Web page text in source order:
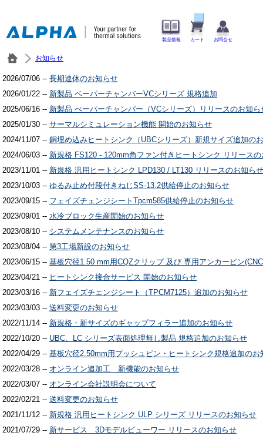
製品情報 カート お問合せ
お知らせ
2026/07/06 -- 長期連休のお知らせ
2026/01/22 -- 新製品 ベーパーチャンバーVCシリーズ 規格追加
2025/06/16 -- 新製品 べーパーチャンバー（VCシリーズ）リリースのお知ら
2025/01/30 -- サーマルシミュレーション機能 開始のお知らせ
2024/11/07 -- 銅埋め込みヒートシンク（UBCシリーズ）新規サイズ追加の
2024/06/03 -- 新規格 FS120 - 120mm角ファン付きヒートシンク リリース
2023/11/01 -- 新規格 汎用ヒートシンク LPD130 / LT130 リリースのお知らせ
2023/10/03 -- ゆるみ止め付段付きねじSS-13.2供給停止のお知らせ
2023/09/15 -- フェイズチェンジシートTpcm585供給停止のお知らせ
2023/09/01 -- 水冷ブロック生産開始のお知らせ
2023/08/10 -- システムメンテナンスのお知らせ
2023/08/04 -- 第3工場新設のお知らせ
2023/06/15 -- 基板穴径1.50 mm用CQZクリップ 及び 専用アンカーピン
2023/04/21 -- ヒートシンク接合サービス 開始のお知らせ
2023/03/16 -- 新フェイズチェンジシート（TPCM7125）追加のお知らせ
2023/03/03 -- 送料変更のお知らせ
2022/11/14 -- 新規格・新サイズのギャップフィラー追加のお知らせ
2022/10/20 -- UBC、LC シリーズ表面処理無し製品 規格追加のお知らせ
2022/04/29 -- 基板穴径2.50mm用プッシュピン・ヒートシンク規格追加のお
2022/03/28 -- オンライン追加工 新機能のお知らせ
2022/03/07 -- オンライン会社説明会について
2022/02/21 -- 送料変更のお知らせ
2021/11/12 -- 新規格 汎用ヒートシンク ULP シリーズ リリースのお知らせ
2021/07/29 -- 新サービス 3Dモデルビューワー リリースのお知らせ